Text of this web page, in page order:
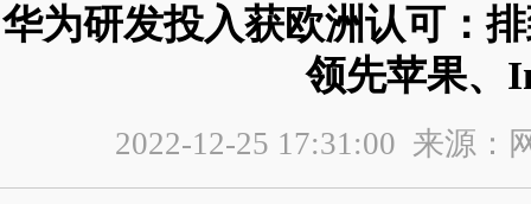
华为研发投入获欧洲认可：
领先苹果、
2022-12-25 17:31:00 来源